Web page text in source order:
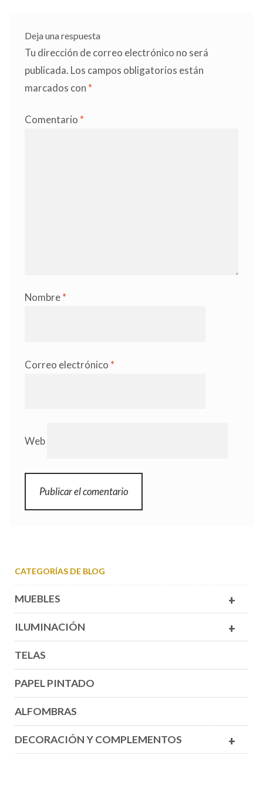
Deja una respuesta
Tu dirección de correo electrónico no será
publicada. Los campos obligatorios están
marcados con *
Comentario *
Nombre*
Correo electrónico *
Web
CATEGORÍAS DE BLOG
+
MUEBLES
+
ILUMINACIÓN
TELAS
PAPEL PINTADO
ALFOMBRAS
+
DECORACIÓN Y COMPLEMENTOS